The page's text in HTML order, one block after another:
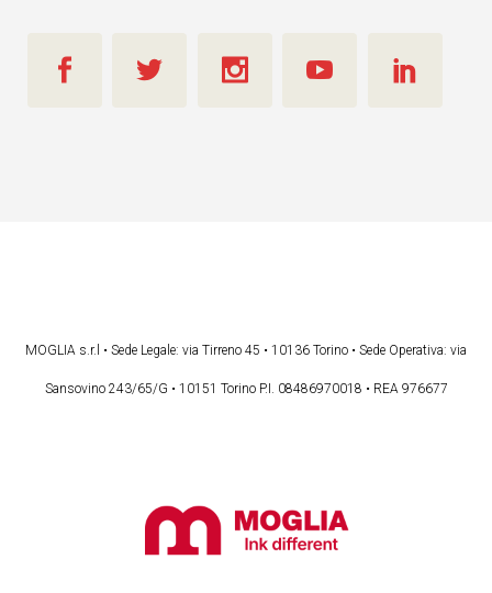
MOGLIA s.r.l • Sede Legale: via Tirreno 45 • 10136 Torino • Sede Operativa: via
Sansovino 243/65/G • 10151 Torino P.I. 08486970018 • REA 976677